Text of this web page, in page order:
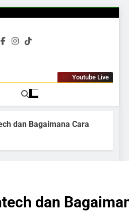
Gubuku
Youtube Live
dan Bagaimana Cara
dan